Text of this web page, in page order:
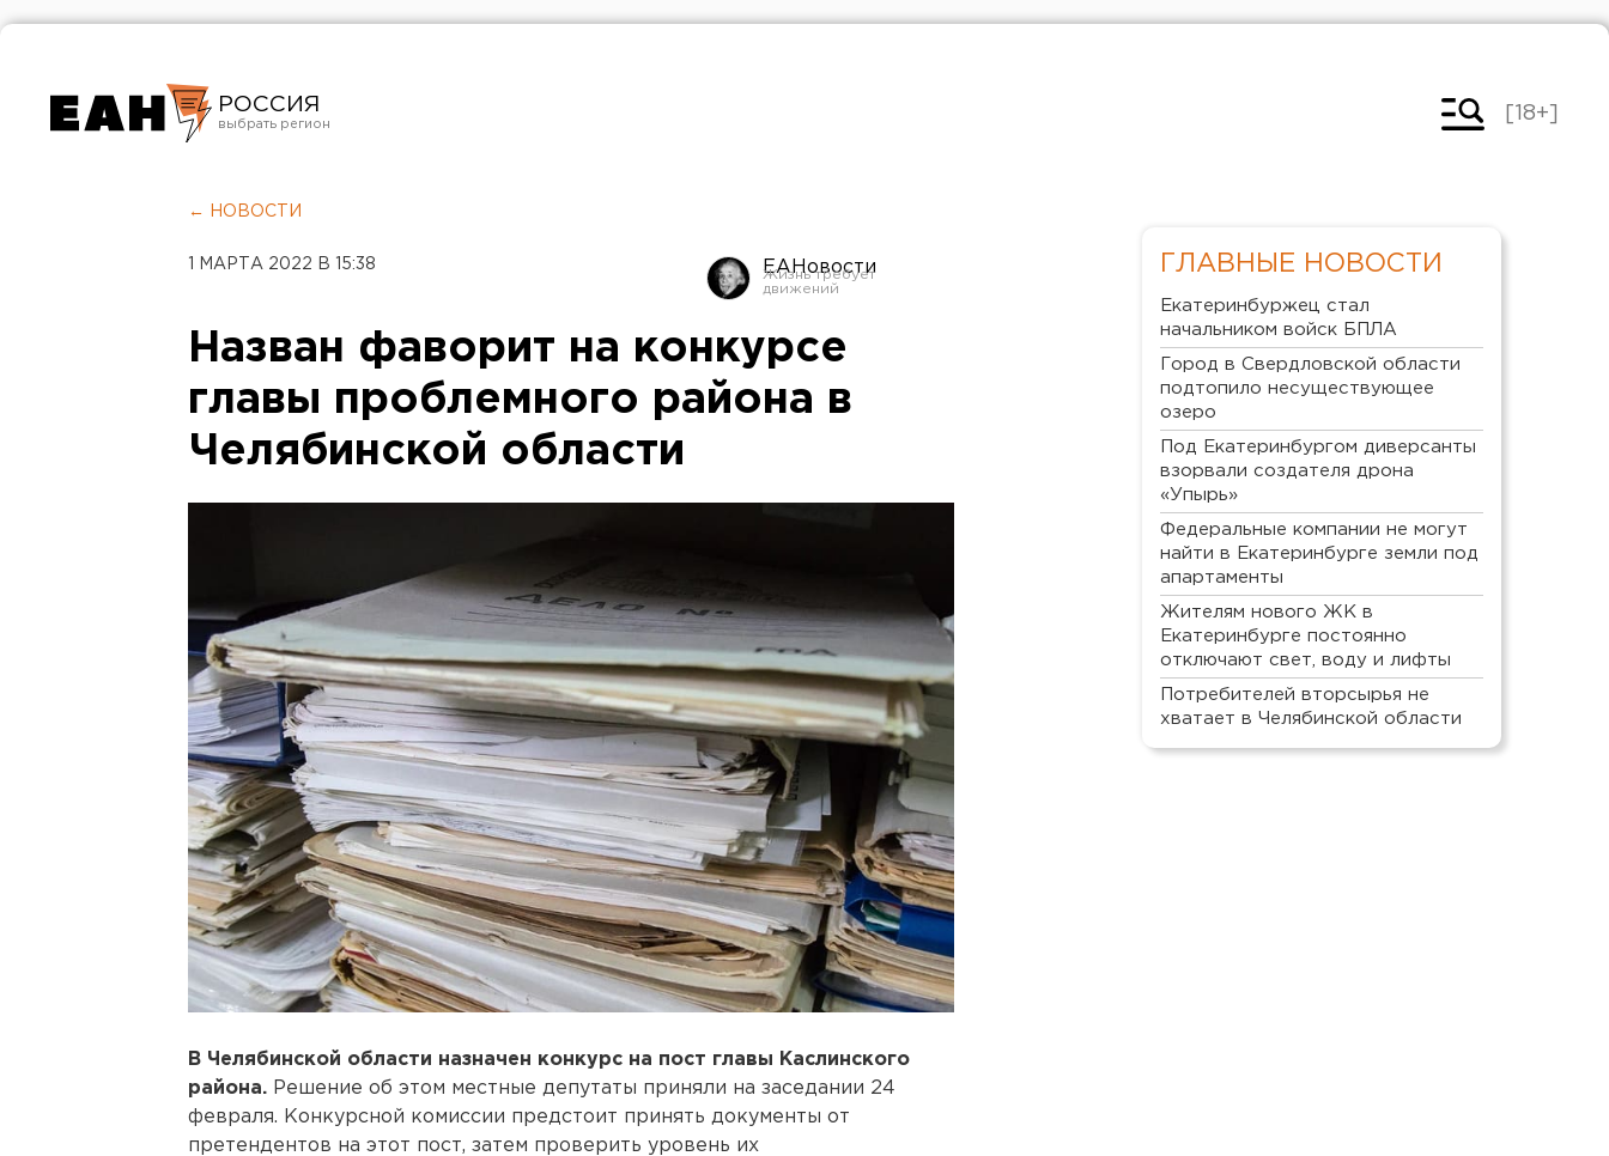
РОССИЯ
Челябинск
[18+]
← НОВОСТИ
1 МАРТА 2022 В 15:38 ЕАНовости
Назван фаворит на конкурсе
главы проблемного района в
Челябинской области
В Челябинской области назначен конкурс на пост главы Каслинского
района. Решение об этом местные депутаты приняли на заседании 24
февраля. Конкурсной комиссии предстоит принять документы от
претендентов на этот пост, затем проверить уровень их
ГЛАВНЫЕ НОВОСТИ
Екатеринбуржец стал
начальником войск БПЛА
Город в Свердловской области
подтопило несуществующее
озеро
Под Екатеринбургом диверсанты
взорвали создателя дрона
«Упырь»
Федеральные компании не могут
найти в Екатеринбурге земли под
апартаменты
Жителям нового ЖК в
Екатеринбурге постоянно
отключают свет, воду и лифты
Потребителей вторсырья не
хватает в Челябинской области